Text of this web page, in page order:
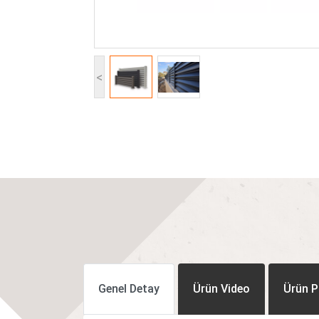
<
Genel Detay Ürün Video Ürün